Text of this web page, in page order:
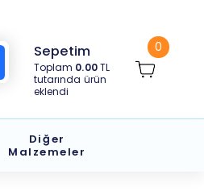
0
Sepetim
Toplam 0.00TL
tutarında ürün
eklendi
Diğer
Malzemeler